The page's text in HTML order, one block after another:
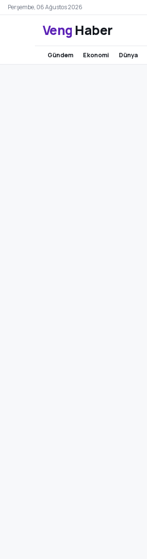
Perşembe, 06 Ağustos 2026
Veng Haber
gündem ekonomi dünya